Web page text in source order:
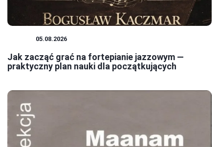
05.08.2026
Jak zacząć grać na fortepianie jazzowym —
praktyczny plan nauki dla początkujących